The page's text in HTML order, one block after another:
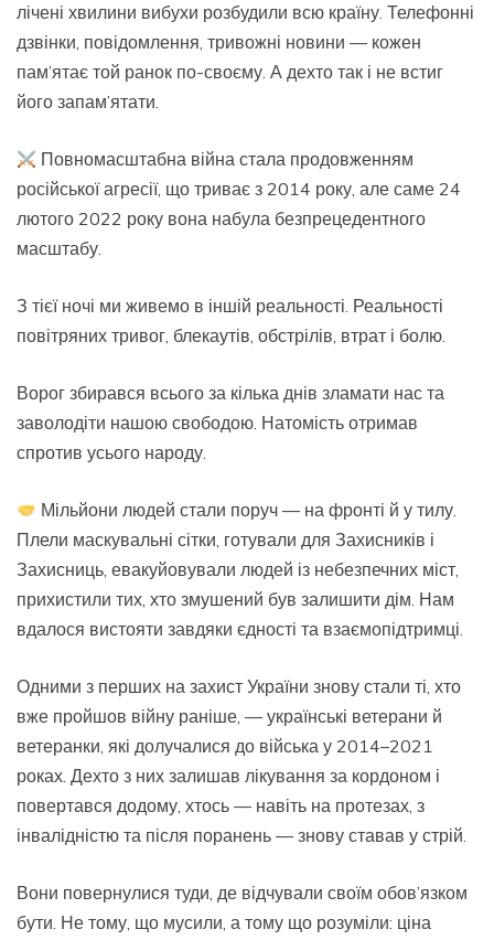
лічені хвилини вибухи розбудили всю країну. Телефонні
дзвінки, повідомлення, тривожні новини — кожен
пам’ятає той ранок по-своєму. А дехто так і не встиг
його запам’ятати.
Повномасштабна війна стала продовженням
російської агресії, що триває з 2014 року, але саме 24
лютого 2022 року вона набула безпрецедентного
масштабу.
З тієї ночі ми живемо в іншій реальності. Реальності
повітряних тривог, блекаутів, обстрілів, втрат і болю.
Ворог збирався всього за кілька днів зламати нас та
заволодіти нашою свободою. Натомість отримав
спротив усього народу.
Мільйони людей стали поруч — на фронті й у тилу.
Плели маскувальні сітки, готували для Захисників і
Захисниць, евакуйовували людей із небезпечних міст,
прихистили тих, хто змушений був залишити дім. Нам
вдалося вистояти завдяки єдності та взаємопідтримці.
Одними з перших на захист України знову стали ті, хто
вже пройшов війну раніше, — українські ветерани й
ветеранки, які долучалися до війська у 2014–2021
роках. Дехто з них залишав лікування за кордоном і
повертався додому, хтось — навіть на протезах, з
інвалідністю та після поранень — знову ставав у стрій.
Вони повернулися туди, де відчували своїм обов’язком
бути. Не тому, що мусили, а тому що розуміли: ціна